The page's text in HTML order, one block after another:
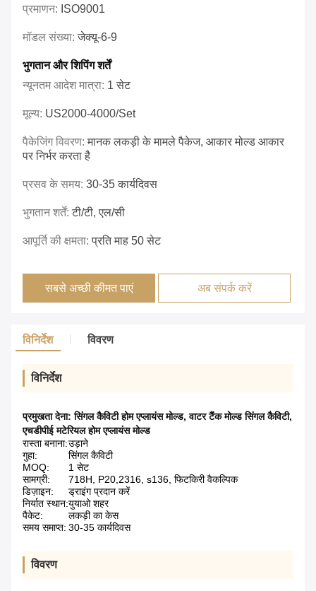
प्रमाणन: ISO9001
मॉडल संख्या:जेक्यू-6-9
भुगतान और शिपिंग शर्तें
न्यूनतम आदेश मात्रा: 1 सेट
मूल्य: US2000-4000/set
पैकेजिंग विवरण:मानक लकड़ी के मामले पैकेज, आकार मोल्ड आकार
पर निर्भर करता है
प्रसव के समय: 30-35 कार्यदिवस
भुगतान शर्तें:टी/टी, एल/सी
आपूर्ति की क्षमता:प्रति माह 50 सेट
सबसे अच्छी कीमत पाएं अब संपर्क करें
विनिर्देश विवरण
विनिर्देश
प्रमुखता देना:सिंगल कैविटी होम एप्लायंस मोल्ड,वाटर टैंक मोल्ड सिंगल कैविटी,
एचडीपीई मटेरियल होम एप्लायंस मोल्ड
रास्ता बनाना:उड़ाने
गुहा:
सिंगल कैविटी
MOQ:
1 सेट
सामग्री:
718H, P20,2316, s136, फिटकिरी वैकल्पिक
डिज़ाइन:
ड्राइंग प्रदान करें
निर्यात स्थान:युयाओ शहर
पैकेट:
लकड़ी का केस
समय समाप्त: 30-35 कार्यदिवस
विवरण